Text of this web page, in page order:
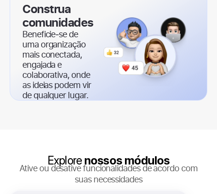
Construa
comunidades
Beneficie‑se de
uma organização
mais conectada,
engajada e
colaborativa, onde
as ideias podem vir
de qualquer lugar.
Explore nossos módulos
Ative ou desative funcionalidades de acordo com
suas necessidades